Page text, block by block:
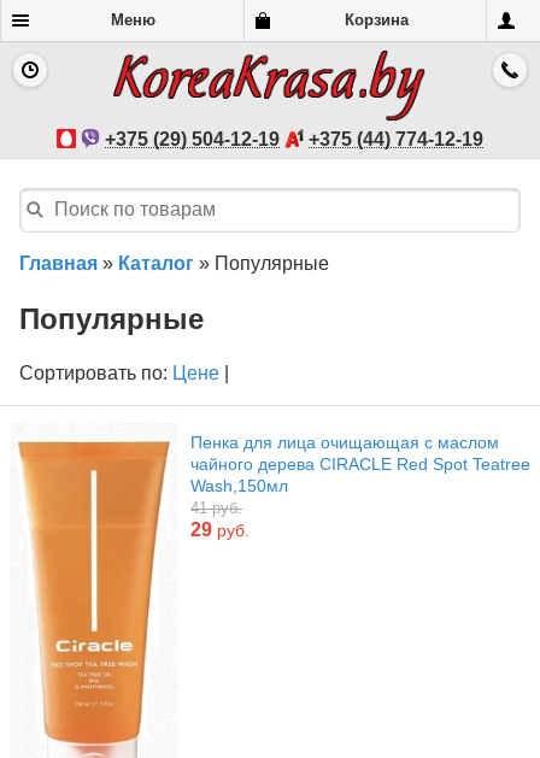
Меню Корзина
+375 (29) 504-12-19 +375 (44) 774-12-19
Главная » Каталог » Популярные
Популярные
Сортировать по: Цене
Пенка для лица очищающая с маслом
чайного дерева CIRACLE Red Spot Teatree
Wash,150мл
41 руб.
29 руб.